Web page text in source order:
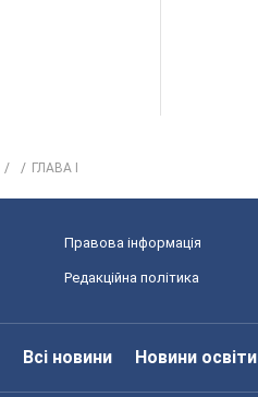
ГЛАВА I
Правова інформація
Редакційна політика
Всі новини Новини освіти